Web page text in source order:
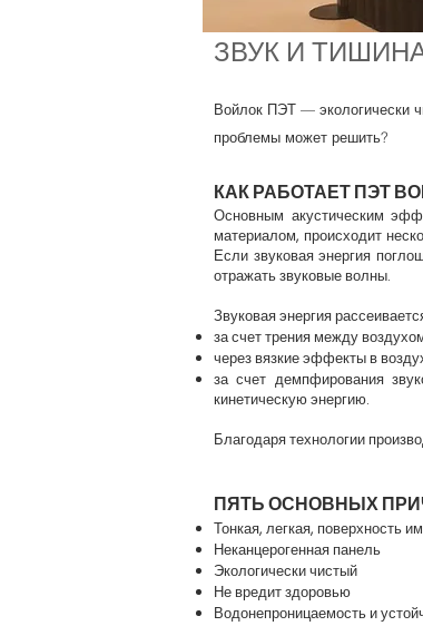
ЗВУК И
Войлок ПЭТ — экологически
проблемы может решить?
КАК РАБОТАЕТ ПЭТ
Основным акустическим
материалом, происходит
Если звуковая энергия
отражать звуковые волны.
Звуковая энергия
за счет трения между
через вязкие эффекты в
за счет демпфирования
кинетическую энергию.
Благодаря технологии
ПЯТЬ ОСНОВНЫХ
Тонкая, легкая, поверхность
Неканцерогенная панель
Экологически чистый
Не вредит здоровью
Водонепроницаемость и